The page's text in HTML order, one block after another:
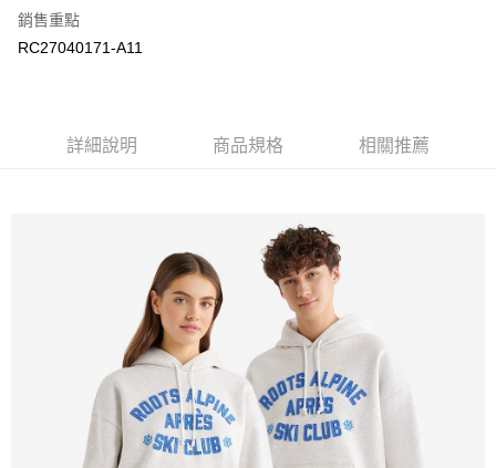
限時運費優惠-離島
每筆NT$100
銷售重點
RC27040171-A11
詳細說明 商品規格 相關推薦